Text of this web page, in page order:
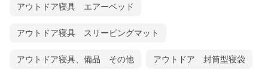
アウトドア寝具 エアーベッド
アウトドア寝具 スリーピングマット
アウトドア寝具、備品 その他 アウトドア 封筒型寝袋